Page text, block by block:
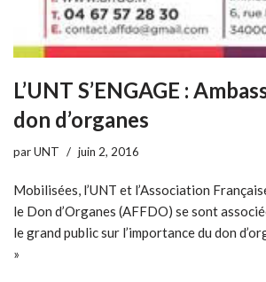
L’UNT S’ENGAGE :
don d’organes
parUNT juin 2, 2016
Mobilisées, l’UNT et l’Association
le Don d’Organes (AFFDO) se sont
le grand public sur l’importance du don
»